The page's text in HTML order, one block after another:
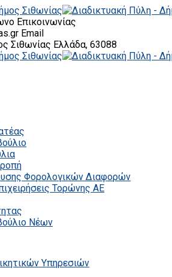
Επικοινωνίας
Email
Σιθωνίας Ελλάδα, 63088
Φορολογικών Διαφορών
Τορώνης ΑΕ
Νέων
Υπηρεσιών